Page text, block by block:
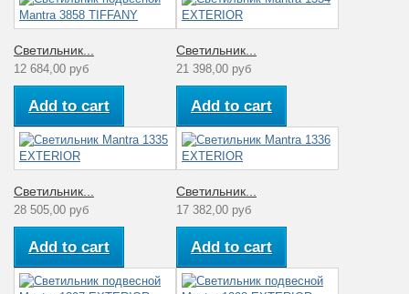
Светильник...
12 684,00 руб
Add to cart
Светильник...
21 398,00 руб
Add to cart
Светильник...
28 505,00 руб
Add to cart
Светильник...
17 382,00 руб
Add to cart